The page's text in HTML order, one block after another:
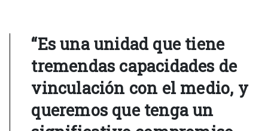
“Es una unidad que tiene
tremendas capacidades de
vinculación con el medio, y
queremos que tenga un